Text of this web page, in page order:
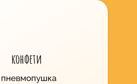
конфети
пневмопушка